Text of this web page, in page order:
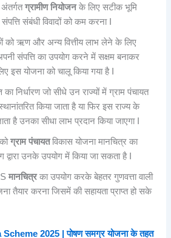
अंतर्गतग्रामीण नियोजनके लिए सटीक भूमि
संबंधी विवादों को कम करना I
को ऋण और अन्य वित्तीय लाभ लेने के लिए
संपत्ति का उपयोग करने में सक्षम बनाकर
इस योजना को चालू किया गया है I
का निर्धारण जो सीधे उन राज्यों में ग्राम पंचायत
किया जाता है या फिर इस राज्य के
है उनका सीधा लाभ प्रदान किया जाएगा I
कोग्राम पंचायतविकास योजना मानचित्र का
द्वारा उनके उपयोग में किया जा सकता है I
मानचित्रका उपयोग करके बेहतर गुणवत्ता वाली
तैयार करना जिसमें की सहायता प्राप्त हो सके
2025 | पोषण समग्र योजना के तहत